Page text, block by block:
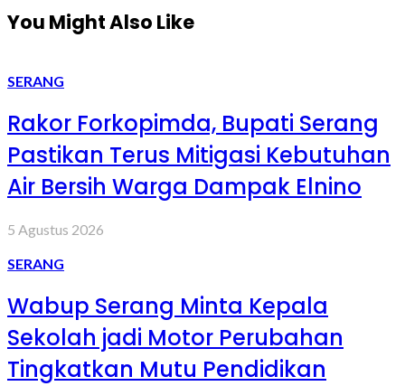
You Might Also Like
SERANG
Rakor Forkopimda, Bupati Serang
Pastikan Terus Mitigasi Kebutuhan
Air Bersih Warga Dampak Elnino
5 Agustus 2026
SERANG
Wabup Serang Minta Kepala
Sekolah jadi Motor Perubahan
Tingkatkan Mutu Pendidikan